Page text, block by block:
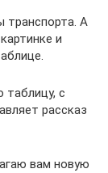
транспорта. А
и
с
рассказ
вам новую